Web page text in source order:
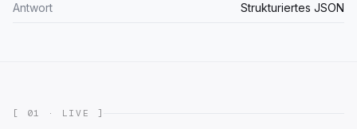
Antwort Strukturiertes JSON
[ 01 · LIVE ]